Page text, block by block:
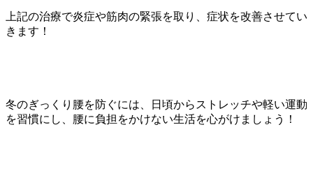
上記の治療で炎症や筋肉の緊張を取り、症状を改善させてい
きます！
冬のぎっくり腰を防ぐには、日頃からストレッチや軽い運動
を習慣にし、腰に負担をかけない生活を心がけましょう！